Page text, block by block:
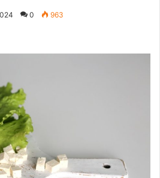
0 963